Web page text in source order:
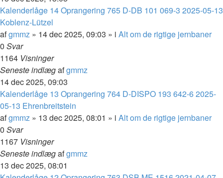
Kalenderlåge 14 Oprangering 765 D-DB 101 069-3 2025-05-13
Koblenz-Lützel
afgmmz » 14 dec 2025, 09:03 » i Alt om de rigtige jernbaner
0 Svar
1164 Visninger
Seneste indlægafgmmz
14 dec 2025, 09:03
Kalenderlåge 13 Oprangering 764 D-DISPO 193 642-6 2025-
05-13 Ehrenbreitstein
afgmmz » 13 dec 2025, 08:01 » i Alt om de rigtige jernbaner
0 Svar
1167 Visninger
Seneste indlægafgmmz
13 dec 2025, 08:01